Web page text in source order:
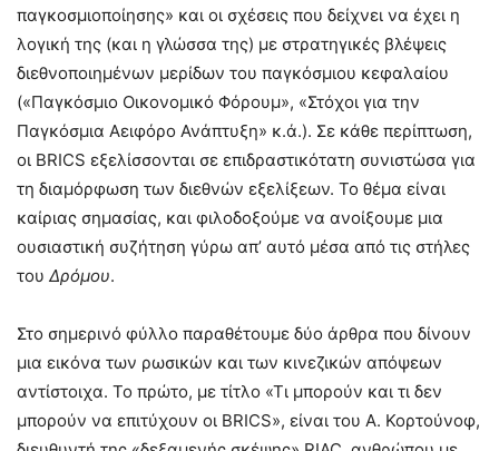
παγκοσμιοποίησης» και οι σχέσεις που δείχνει να έχει η
λογική της (και η γλώσσα της) με στρατηγικές βλέψεις
διεθνοποιημένων μερίδων του παγκόσμιου κεφαλαίου
(«Παγκόσμιο Οικονομικό Φόρουμ», «Στόχοι για την
Παγκόσμια Αειφόρο Ανάπτυξη» κ.ά.). Σε κάθε περίπτωση,
οι BRICS εξελίσσονται σε επιδραστικότατη συνιστώσα για
τη διαμόρφωση των διεθνών εξελίξεων. Το θέμα είναι
καίριας σημασίας, και φιλοδοξούμε να ανοίξουμε μια
ουσιαστική συζήτηση γύρω απ’ αυτό μέσα από τις στήλες
του Δρόμου.
Στο σημερινό φύλλο παραθέτουμε δύο άρθρα που δίνουν
μια εικόνα των ρωσικών και των κινεζικών απόψεων
αντίστοιχα. Το πρώτο, με τίτλο «Τι μπορούν και τι δεν
μπορούν να επιτύχουν οι BRICS», είναι του A. Κορτούνοφ,